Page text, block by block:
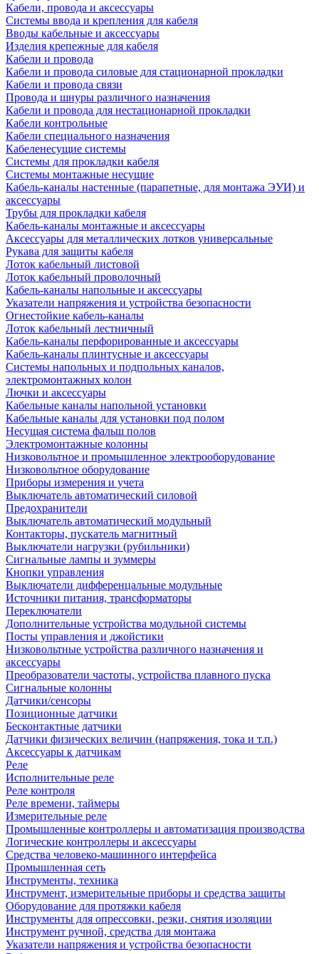
Кабели, провода и аксессуары
Системы ввода и крепления для кабеля
Вводы кабельные и аксессуары
Изделия крепежные для кабеля
Кабели и провода
Кабели и провода силовые для стационарной прокладки
Кабели и провода связи
Провода и шнуры различного назначения
Кабели и провода для нестационарной прокладки
Кабели контрольные
Кабели специального назначения
Кабеленесущие системы
Системы для прокладки кабеля
Системы монтажные несущие
Кабель-каналы настенные (парапетные, для монтажа ЭУИ) и
аксессуары
Трубы для прокладки кабеля
Кабель-каналы монтажные и аксессуары
Аксессуары для металлических лотков универсальные
Рукава для защиты кабеля
Лоток кабельный листовой
Лоток кабельный проволочный
Кабель-каналы напольные и аксессуары
Указатели напряжения и устройства безопасности
Огнестойкие кабель-каналы
Лоток кабельный лестничный
Кабель-каналы перфорированные и аксессуары
Кабель-каналы плинтусные и аксессуары
Системы напольных и подпольных каналов,
электромонтажных колон
Лючки и аксессуары
Кабельные каналы напольной установки
Кабельные каналы для установки под полом
Несущая система фальш полов
Электромонтажные колонны
Низковольтное и промышленное электрооборудование
Низковольтное оборудование
Приборы измерения и учета
Выключатель автоматический силовой
Предохранители
Выключатель автоматический модульный
Контакторы, пускатель магнитный
Выключатели нагрузки (рубильники)
Сигнальные лампы и зуммеры
Кнопки управления
Выключатели дифференцальные модульные
Источники питания, трансформаторы
Переключатели
Дополнительные устройства модульной системы
Посты управления и джойстики
Низковольтные устройства различного назначения и
аксессуары
Преобразователи частоты, устройства плавного пуска
Сигнальные колонны
Датчики/сенсоры
Позиционные датчики
Бесконтактные датчики
Датчики физических величин (напряжения, тока и т.п.)
Аксессуары к датчикам
Реле
Исполнительные реле
Реле контроля
Реле времени, таймеры
Измерительные реле
Промышленные контроллеры и автоматизация производства
Логические контроллеры и аксессуары
Средства человеко-машинного интерфейса
Промышленная сеть
Инструменты, техника
Инструмент, измерительные приборы и средства защиты
Оборудование для протяжки кабеля
Инструменты для опрессовки, резки, снятия изоляции
Инструмент ручной, средства для монтажа
Указатели напряжения и устройства безопасности